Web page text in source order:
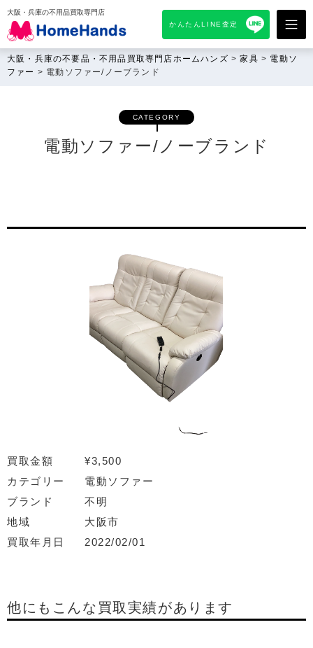
大阪・兵庫の不用品買取専門店
かんたんLINE査定
大阪・兵庫の不要品・不用品買取専門店ホームハンズ >家具 > 電動ソ
ファー > 電動ソファー/ノーブランド
CATEGORY
電動ソファー/ノーブランド
買取金額
¥3,500
カテゴリー
電動ソファー
ブランド
不明
地域
大阪市
買取年月日
2022/02/01
他にもこんな買取実績があります